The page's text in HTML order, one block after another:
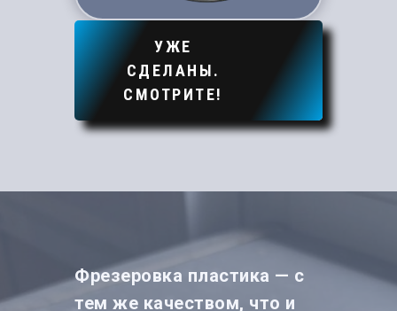
УЖЕ
СДЕЛАНЫ.
СМОТРИТЕ!
Фрезеровка пластика — с
тем же качеством, что и